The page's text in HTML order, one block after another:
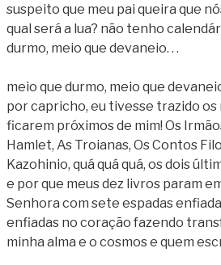
suspeito que meu pai queira que
qual será a lua? não tenho
durmo, meio que devaneio. . .
meio que durmo, meio que
por capricho, eu tivesse trazido os
ficarem próximos de mim! Os
Hamlet, As Troianas, Os Contos
Kazohinio, quá quá quá, os dois
e por que meus dez livros param
Senhora com sete espadas
enfiadas no coração fazendo
minha alma e o cosmos e quem